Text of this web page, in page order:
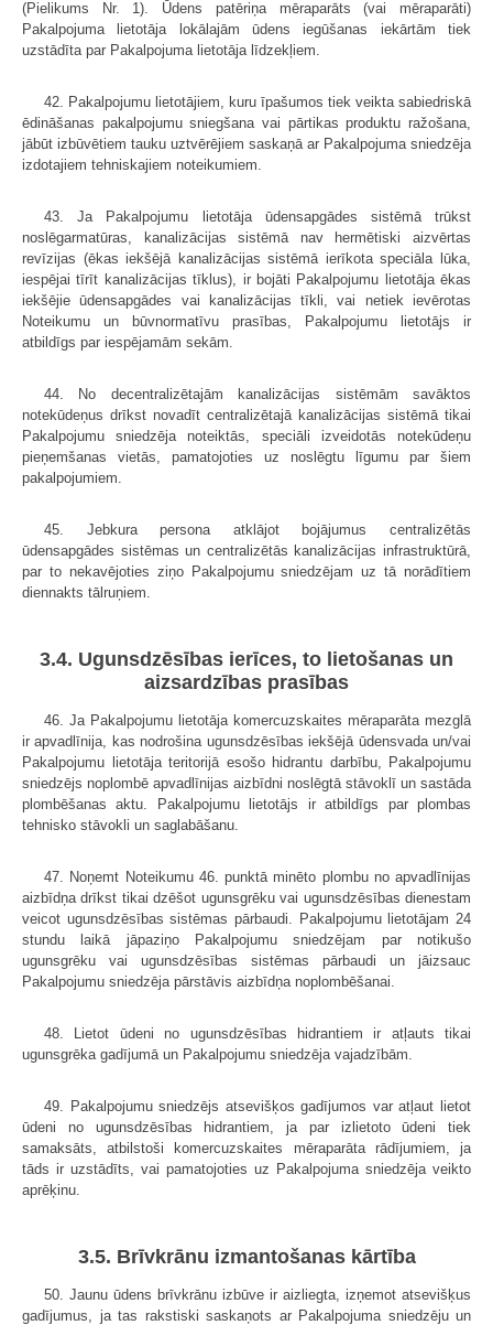
(Pielikums Nr. 1). Ūdens patēriņa mēraparāts (vai mēraparāti)
Pakalpojuma lietotāja lokālajām ūdens iegūšanas iekārtām tiek
uzstādīta par Pakalpojuma lietotāja līdzekļiem.
42. Pakalpojumu lietotājiem, kuru īpašumos tiek veikta sabiedriskā
ēdināšanas pakalpojumu sniegšana vai pārtikas produktu ražošana,
jābūt izbūvētiem tauku uztvērējiem saskaņā ar Pakalpojuma sniedzēja
izdotajiem tehniskajiem noteikumiem.
43. Ja Pakalpojumu lietotāja ūdensapgādes sistēmā trūkst
noslēgarmatūras, kanalizācijas sistēmā nav hermētiski aizvērtas
revīzijas (ēkas iekšējā kanalizācijas sistēmā ierīkota speciāla lūka,
iespējai tīrīt kanalizācijas tīklus), ir bojāti Pakalpojumu lietotāja ēkas
iekšējie ūdensapgādes vai kanalizācijas tīkli, vai netiek ievērotas
Noteikumu un būvnormatīvu prasības, Pakalpojumu lietotājs ir
atbildīgs par iespējamām sekām.
44. No decentralizētajām kanalizācijas sistēmām savāktos
notekūdeņus drīkst novadīt centralizētajā kanalizācijas sistēmā tikai
Pakalpojumu sniedzēja noteiktās, speciāli izveidotās notekūdeņu
pieņemšanas vietās, pamatojoties uz noslēgtu līgumu par šiem
pakalpojumiem.
45. Jebkura persona atklājot bojājumus centralizētās
ūdensapgādes sistēmas un centralizētās kanalizācijas infrastruktūrā,
par to nekavējoties ziņo Pakalpojumu sniedzējam uz tā norādītiem
diennakts tālruņiem.
3.4. Ugunsdzēsības ierīces, to lietošanas un
aizsardzības prasības
46. Ja Pakalpojumu lietotāja komercuzskaites mēraparāta mezglā
ir apvadlīnija, kas nodrošina ugunsdzēsības iekšējā ūdensvada un/vai
Pakalpojumu lietotāja teritorijā esošo hidrantu darbību, Pakalpojumu
sniedzējs noplombē apvadlīnijas aizbīdni noslēgtā stāvoklī un sastāda
plombēšanas aktu. Pakalpojumu lietotājs ir atbildīgs par plombas
tehnisko stāvokli un saglabāšanu.
47. Noņemt Noteikumu 46. punktā minēto plombu no apvadlīnijas
aizbīdņa drīkst tikai dzēšot ugunsgrēku vai ugunsdzēsības dienestam
veicot ugunsdzēsības sistēmas pārbaudi. Pakalpojumu lietotājam 24
stundu laikā jāpaziņo Pakalpojumu sniedzējam par notikušo
ugunsgrēku vai ugunsdzēsības sistēmas pārbaudi un jāizsauc
Pakalpojumu sniedzēja pārstāvis aizbīdņa noplombēšanai.
48. Lietot ūdeni no ugunsdzēsības hidrantiem ir atļauts tikai
ugunsgrēka gadījumā un Pakalpojumu sniedzēja vajadzībām.
49. Pakalpojumu sniedzējs atsevišķos gadījumos var atļaut lietot
ūdeni no ugunsdzēsības hidrantiem, ja par izlietoto ūdeni tiek
samaksāts, atbilstoši komercuzskaites mēraparāta rādījumiem, ja
tāds ir uzstādīts, vai pamatojoties uz Pakalpojuma sniedzēja veikto
aprēķinu.
3.5. Brīvkrānu izmantošanas kārtība
50. Jaunu ūdens brīvkrānu izbūve ir aizliegta, izņemot atsevišķus
gadījumus, ja tas rakstiski saskaņots ar Pakalpojuma sniedzēju un